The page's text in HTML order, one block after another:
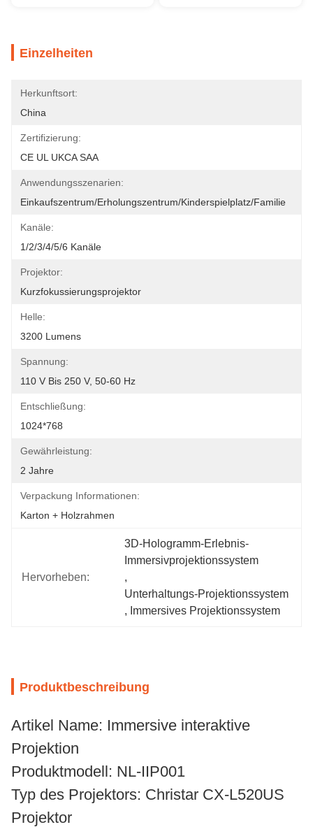
Einzelheiten
Herkunftsort:
China
Zertifizierung:
CE UL UKCA SAA
Anwendungsszenarien:
Einkaufszentrum/Erholungszentrum/Kinderspielplatz/Familie
Kanäle:
1/2/3/4/5/6 Kanäle
Projektor:
Kurzfokussierungsprojektor
Helle:
3200 Lumens
Spannung:
110 V Bis 250 V, 50-60 Hz
Entschließung:
1024*768
Gewährleistung:
2 Jahre
Verpackung Informationen:
Karton + Holzrahmen
Hervorheben:
3D-Hologramm-Erlebnis-
Immersivprojektionssystem
,
Unterhaltungs-Projektionssystem
, Immersives Projektionssystem
Produktbeschreibung
Artikel Name: Immersive interaktive
Projektion
Produktmodell: NL-IIP001
Typ des Projektors: Christar CX-L520US
Projektor